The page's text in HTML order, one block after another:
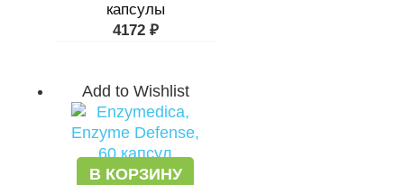
капсулы
4172 ₽
Add to Wishlist
В КОРЗИНУ